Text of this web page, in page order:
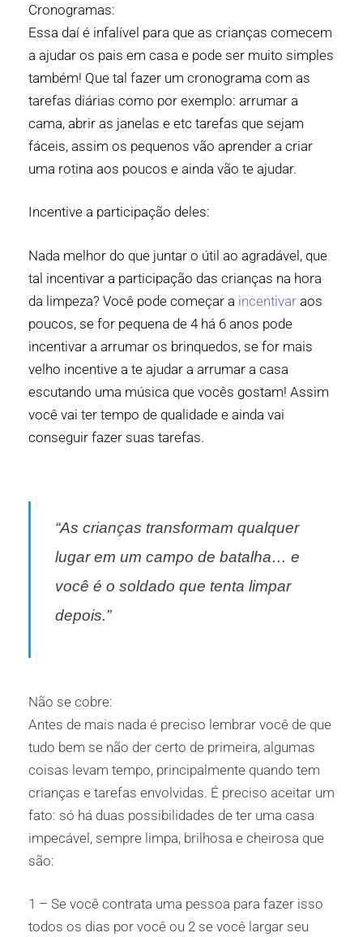
Cronogramas:
Essa daí é infalível para que as crianças comecem
a ajudar os pais em casa e pode ser muito simples
também! Que tal fazer um cronograma com as
tarefas diárias como por exemplo: arrumar a
cama, abrir as janelas e etc tarefas que sejam
fáceis, assim os pequenos vão aprender a criar
uma rotina aos poucos e ainda vão te ajudar.
Incentive a participação deles:
Nada melhor do que juntar o útil ao agradável, que
tal incentivar a participação das crianças na hora
da limpeza? Você pode começar a incentivar aos
poucos, se for pequena de 4 há 6 anos pode
incentivar a arrumar os brinquedos, se for mais
velho incentive a te ajudar a arrumar a casa
escutando uma música que vocês gostam! Assim
você vai ter tempo de qualidade e ainda vai
conseguir fazer suas tarefas.
“As crianças transformam qualquer
lugar em um campo de batalha… e
você é o soldado que tenta limpar
depois.”
Não se cobre:
Antes de mais nada é preciso lembrar você de que
tudo bem se não der certo de primeira, algumas
coisas levam tempo, principalmente quando tem
crianças e tarefas envolvidas. É preciso aceitar um
fato: só há duas possibilidades de ter uma casa
impecável, sempre limpa, brilhosa e cheirosa que
são:
1 – Se você contrata uma pessoa para fazer isso
todos os dias por você ou 2 se você largar seu